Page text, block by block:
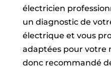
électricien
un diagnostic de
électrique et vous
adaptées pour votre
donc recommandé